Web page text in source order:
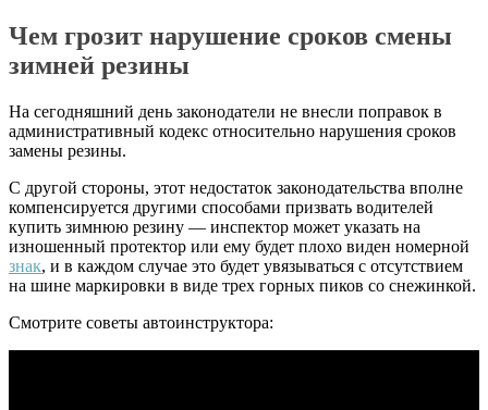
Чем грозит нарушение сроков смены
зимней резины
На сегодняшний день законодатели не внесли поправок в
административный кодекс относительно нарушения сроков
замены резины.
С другой стороны, этот недостаток законодательства вполне
компенсируется другими способами призвать водителей
купить зимнюю резину — инспектор может указать на
изношенный протектор или ему будет плохо виден номерной
знак, и в каждом случае это будет увязываться с отсутствием
на шине маркировки в виде трех горных пиков со снежинкой.
Смотрите советы автоинструктора: